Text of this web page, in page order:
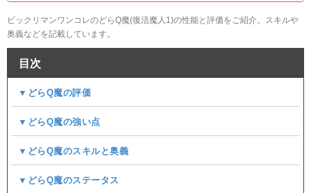
ビックリマンワンコレのどらQ魔(復活魔人1)の性能と評価をご紹介。スキルや
奥義などを記載しています。
目次
▼どらQ魔の評価
▼どらQ魔の強い点
▼どらQ魔のスキルと奥義
▼どらQ魔のステータス